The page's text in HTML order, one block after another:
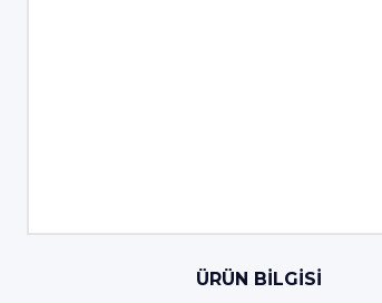
ÜRÜN BILGISI